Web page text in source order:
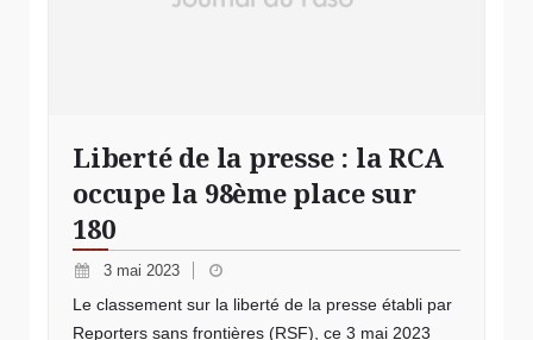
Liberté de la presse : la RCA
occupe la 98ème place sur
180
3 mai 2023
Le classement sur la liberté de la presse établi par
Reporters sans frontières (RSF), ce 3 mai 2023